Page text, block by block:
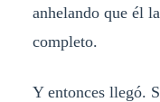
anhelando que él
completo.
Y entonces llegó.